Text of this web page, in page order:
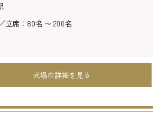
立席：80名 〜 200名
式場の詳細を見る